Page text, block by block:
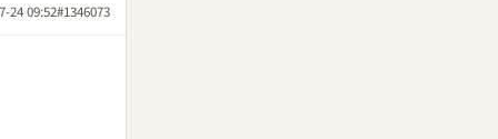
24 09:52#1346073